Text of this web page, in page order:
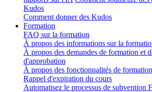
Kudos
Comment donner des Kudos
Formation
FAQ sur la formation
À propos des informations sur la
À propos des demandes de formation et
d'approbation
À propos des fonctionnalités de formation
Rappel d'expiration du cours
Automatisez le processus de subvention